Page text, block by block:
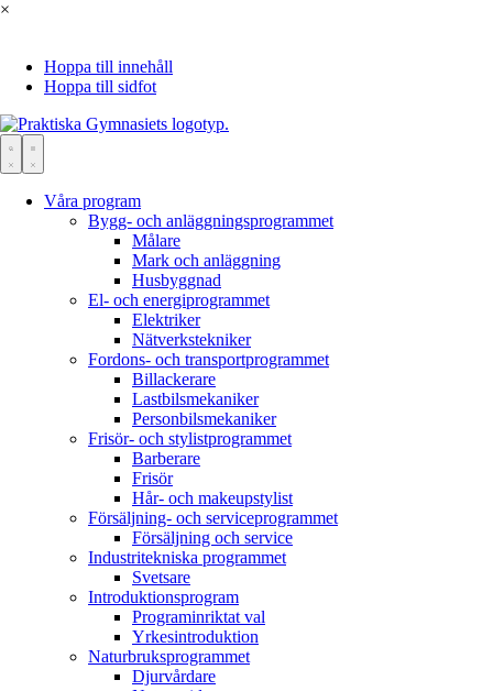
×
Hoppa till innehåll
Hoppa till sidfot
Våra program
Bygg- och anläggningsprogrammet
Målare
Mark och anläggning
Husbyggnad
El- och energiprogrammet
Elektriker
Nätverks­tekniker
Fordons- och transportprogrammet
Bil­lackerare
Lastbils­mekaniker
Personbils­mekaniker
Frisör- och stylistprogrammet
Barberare
Frisör
Hår- och makeupstylist
Försäljning- och serviceprogrammet
Försäljning och service
Industritekniska programmet
Svetsare
Introduktionsprogram
Programinriktat val
Yrkesintroduktion
Naturbruksprogrammet
Djurvårdare